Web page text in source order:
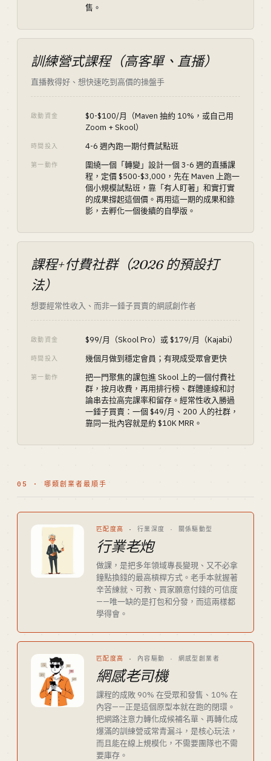
售。
訓練營式課程（高客單、直播）
直播教得好、想快速吃到高價的操盤手
啟動資金
$0-$100/月（Maven 抽約 10%，或自己用
Zoom + Skool）
時間投入 4-6 週內跑一期付費試點班
第一動作
圍繞一個「轉變」設計一個 3-6 週的直播課
程，定價 $500-$3,000，先在 Maven 上跑一
個小規模試點班，靠「有人盯著」和實打實
的成果撐起這個價。再用這一期的成果和錄
影，去孵化一個後續的自學版。
課程+付費社群（2026 的預設打
法）
想要經常性收入、而非一錘子買賣的網感創作者
啟動資金 $99/月（Skool Pro）或 $179/月（Kajabi）
時間投入 幾個月做到穩定會員；有現成受眾會更快
第一動作
把一門聚焦的課包進 Skool 上的一個付費社
群，按月收費，再用排行榜、群體連線和討
論串去拉高完課率和留存。經常性收入勝過
一錘子買賣：一個 $49/月、200 人的社群，
靠同一批內容就是約 $10K MRR。
05 · 哪類創業者最順手
匹配度高 · 行業深度 · 關係驅動型
行業老炮
做課，是把多年領域專長變現、又不必拿
鐘點換錢的最高槓桿方式。老手本就握著
辛苦練就、可教、買家願意付錢的可信度
——唯一缺的是打包和分發，而這兩樣都
學得會。
匹配度高 · 內容驅動 · 網感型創業者
網感老司機
課程的成敗 90% 在受眾和發售、10% 在
內容——正是這個原型本就在跑的閉環。
把網路注意力轉化成候補名單、再轉化成
爆滿的訓練營或常青漏斗，是核心玩法，
而且能在線上規模化，不需要團隊也不需
要庫存。